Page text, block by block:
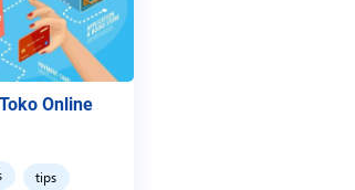
Online
tips